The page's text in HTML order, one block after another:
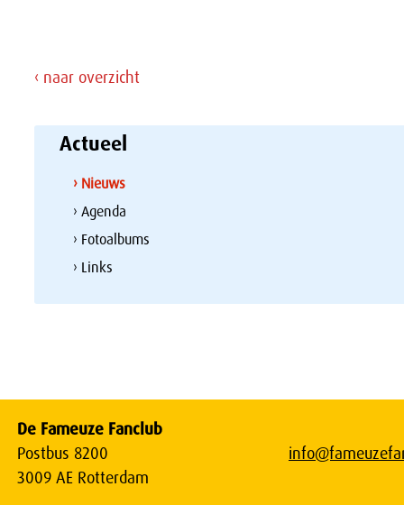
‹ naar overzicht
Actueel
› Nieuws
› Agenda
› Fotoalbums
› Links
De Fameuze Fanclub
Postbus 8200
3009 AE Rotterdam